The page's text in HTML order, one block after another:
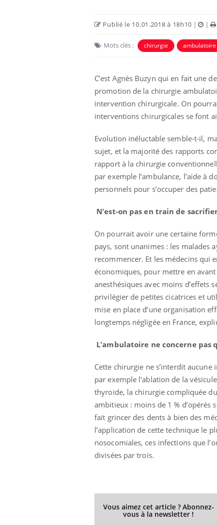
Publié le 10.01.2018 à 18h10 | |
Mots clés : chirurgie ambulatoire
C’est Agnès Buzyn qui en fait une
promotion de la chirurgie
intervention chirurgicale. On
interventions chirurgicales se font
Evolution inéluctable semble-t-il,
sujet, et la majorité des rapports
rapport à la chirurgie
par exemple l’ambulance, l’aide à
personnels pour s’occuper des
N'est-on pas en train de
On pourrait avoir une certaine
pays, sont unanimes : les malades
recommencer. Et les médecins qui
économiques, pour mettre en
anesthésiques avec moins d’effets
privilégier de petites cicatrices et
mise en place d’une organisation
longtemps négligée en France,
L'ambulatoire ne concerne
Cette chirurgie ne s’interdit
par exemple l'ablation de la
thyroïde, la chirurgie compliquée
ambitieux : moins de 1 % d’opérés
fait grincer des dents à bien des
l’application de cette technique le
nosocomiales, ces infections que
divisées par trois.
Vous aimez cet article ? Abonnez-
vous à la newsletter !
Carence en fer : comprendre pour
Youtube
Fatigue, irritabilité, brouillard mental ou
carence en fer sont multiples ce qui la rend
En